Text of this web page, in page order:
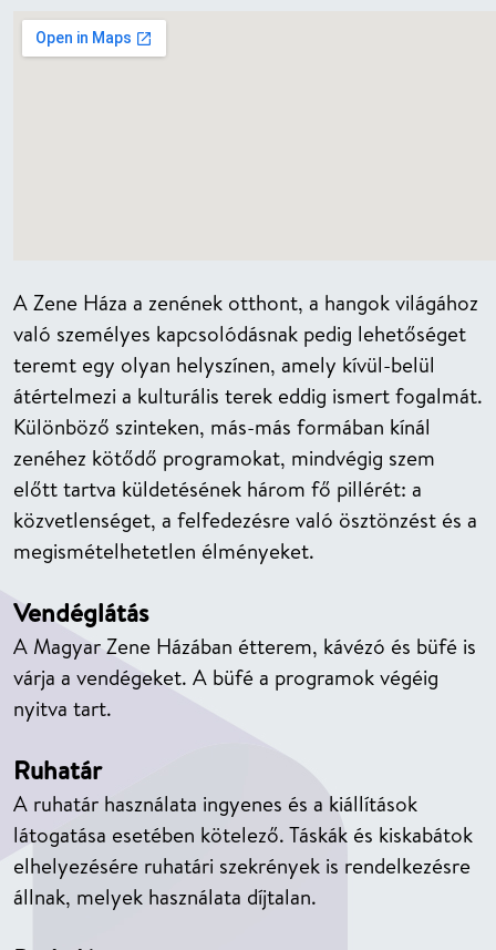
A Zene Háza a zenének otthont, a hangok világához
való személyes kapcsolódásnak pedig lehetőséget
teremt egy olyan helyszínen, amely kívül-belül
átértelmezi a kulturális terek eddig ismert fogalmát.
Különböző szinteken, más-más formában kínál
zenéhez kötődő programokat, mindvégig szem
előtt tartva küldetésének három fő pillérét: a
közvetlenséget, a felfedezésre való ösztönzést és a
megismételhetetlen élményeket.
Vendéglátás
A Magyar Zene Házában étterem, kávézó és büfé is
várja a vendégeket. A büfé a programok végéig
nyitva tart.
Ruhatár
A ruhatár használata ingyenes és a kiállítások
látogatása esetében kötelező. Táskák és kiskabátok
elhelyezésére ruhatári szekrények is rendelkezésre
állnak, melyek használata díjtalan.